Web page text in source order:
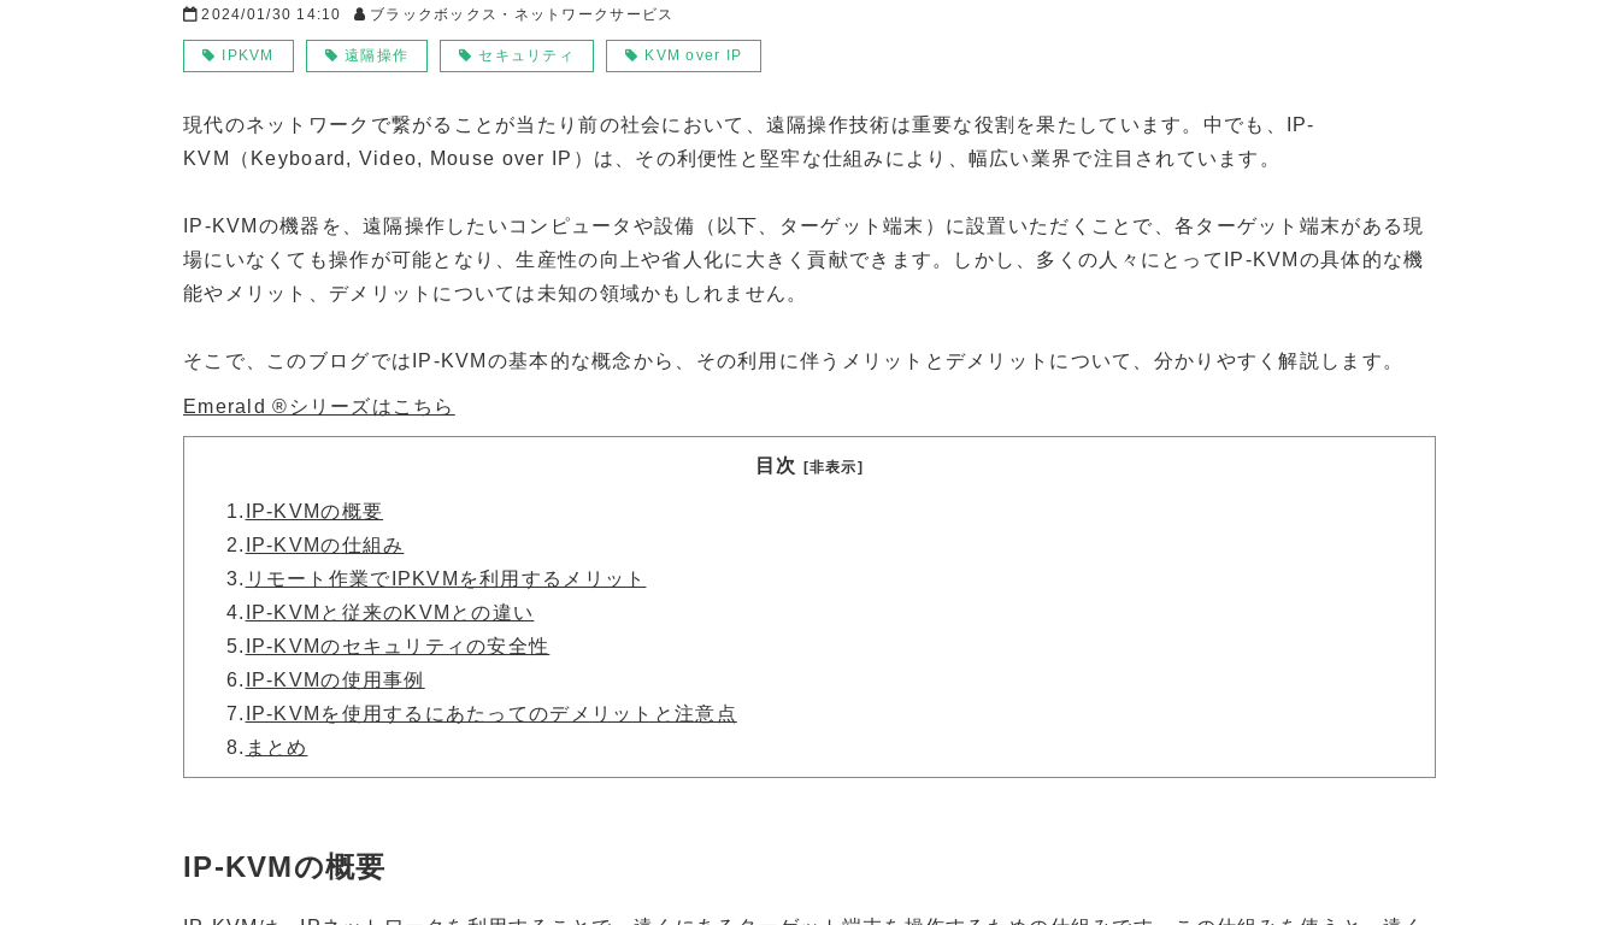
2024/01/30 14:10 ブラックボックス・ネットワークサービス
IPKVM 遠隔操作 セキュリティ KVM over IP
現代のネットワークで繋がることが当たり前の社会において、遠隔操作技術は重要な役割を果たしています。中でも、IP-
KVM（Keyboard, Video, Mouse over IP）は、その利便性と堅牢な仕組みにより、幅広い業界で注目されています。
IP-KVMの機器を、遠隔操作したいコンピュータや設備（以下、ターゲット端末）に設置いただくことで、各ターゲット端末がある現
場にいなくても操作が可能となり、生産性の向上や省人化に大きく貢献できます。しかし、多くの人々にとってIP-KVMの具体的な機
能やメリット、デメリットについては未知の領域かもしれません。
そこで、このブログではIP-KVMの基本的な概念から、その利用に伴うメリットとデメリットについて、分かりやすく解説します。
Emerald ®シリーズはこちら
目次 [非表示]
1. IP-KVMの概要
2. IP-KVMの仕組み
3. リモート作業でIPKVMを利用するメリット
4. IP-KVMと従来のKVMとの違い
5. IP-KVMのセキュリティの安全性
6. IP-KVMの使用事例
7. IP-KVMを使用するにあたってのデメリットと注意点
8. まとめ
IP-KVMの概要